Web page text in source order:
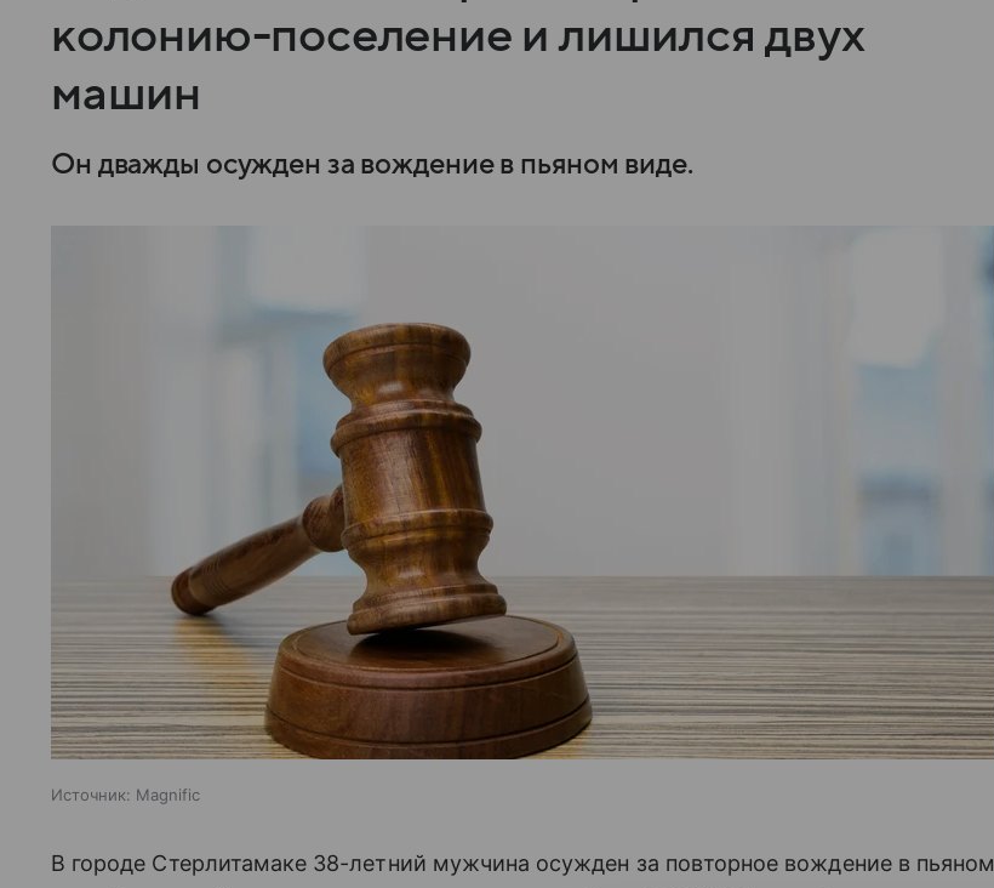
колонию-поселение и лишился двух
машин
Он дважды осужден за вождение в пьяном виде.
Источник: Magnific
В городе Стерлитамаке 38-летний мужчина осужден за повторное вождение в пьяном